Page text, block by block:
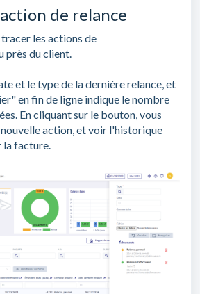
de relance
les actions de
près du client.
et le type de la dernière relance, et
en fin de ligne indique le nombre
En cliquant sur le bouton, vous
action, et voir l'historique
la facture.